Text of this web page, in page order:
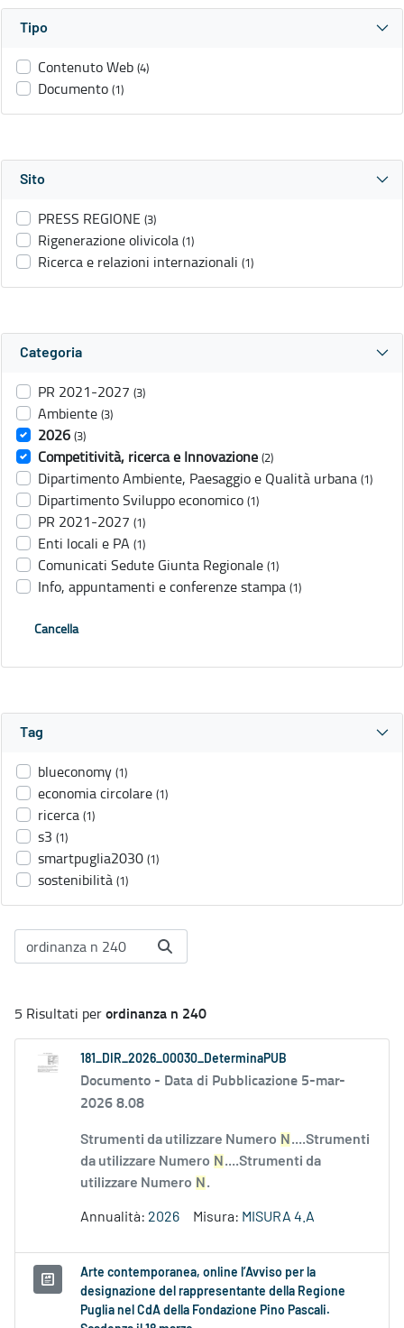
Tipo
Contenuto Web (4)
Documento (1)
Sito
PRESS REGIONE (3)
Rigenerazione olivicola (1)
Ricerca e relazioni internazionali (1)
Categoria
PR 2021-2027 (3)
Ambiente (3)
2026 (3)
Competitività, ricerca e Innovazione (2)
Dipartimento Ambiente, Paesaggio e Qualità urbana (1)
Dipartimento Sviluppo economico (1)
PR 2021-2027 (1)
Enti locali e PA (1)
Comunicati Sedute Giunta Regionale (1)
Info, appuntamenti e conferenze stampa (1)
Cancella
Tag
blueconomy (1)
economia circolare (1)
ricerca (1)
s3 (1)
smartpuglia2030 (1)
sostenibilità (1)
5 Risultati perordinanza n 240
181_DIR_2026_00030_DeterminaPUB
Documento - Data di Pubblicazione 5-mar-
2026 8.08
Strumenti da utilizzare Numero N ....Strumenti
da utilizzare Numero N ....Strumenti da
utilizzare Numero N .
Annualità: 2026 Misura: MISURA 4.A
Arte contemporanea, online l’Avviso per la
designazione del rappresentante della Regione
Puglia nel CdA della Fondazione Pino Pascali.